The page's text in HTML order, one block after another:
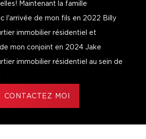
Maintenant la famille
l'arrivée de mon fils en 2022 Billy
immobilier résidentiel et
mon conjoint en 2024 Jake
immobilier résidentiel au sein de
CONTACTEZ MOI